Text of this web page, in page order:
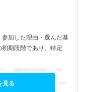
参加した理由・選んだ基
期段階であり、特定
見る